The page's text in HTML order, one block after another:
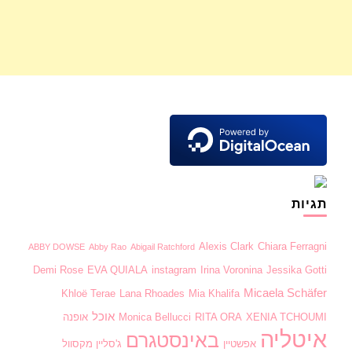
תגיות
ABBY DOWSE Abby Rao Abigail Ratchford Alexis Clark Chiara Ferragni
Demi Rose EVA QUIALA instagram Irina Voronina Jessika Gotti
Khloë Terae Lana Rhoades Mia Khalifa Micaela Schäfer
Monica Bellucci RITA ORA XENIA TCHOUMI אוכל אופנה
איטליה אפשטיין באינסטגרם ג'סליין מקסוול